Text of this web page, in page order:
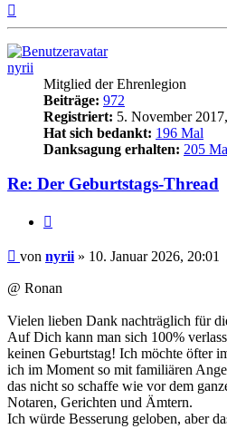
nyrii
Mitglied der Ehrenlegion
Beiträge: 972
Registriert: 5. November
Hat sich bedankt: 196 Mal
Danksagung erhalten: 205
Re: Der Geburtstags-Thread
Beitrag
von nyrii » 10. Januar 2026, 20:01
@ Ronan
Vielen lieben Dank nachträglich für
Auf Dich kann man sich 100%
keinen Geburtstag! Ich möchte öfter
ich im Moment so mit familiären
das nicht so schaffe wie vor dem
Notaren, Gerichten und Ämtern.
Ich würde Besserung geloben, aber